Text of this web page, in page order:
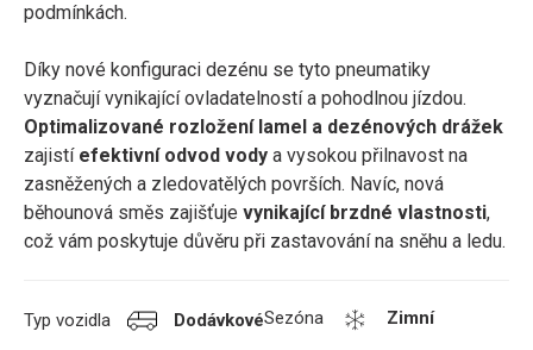
podmínkách.
Díky nové konfiguraci dezénu se tyto pneumatiky
vyznačují vynikající ovladatelností a pohodlnou jízdou.
Optimalizované rozložení lamel a dezénových drážek
zajistí efektivní odvod vody a vysokou přilnavost na
zasněžených a zledovatělých površích. Navíc, nová
běhounová směs zajišťuje vynikající brzdné vlastnosti,
což vám poskytuje důvěru při zastavování na sněhu a ledu.
Typ vozidla DodávkovéSezóna Zimní